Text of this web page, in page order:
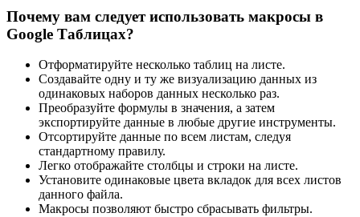
Почему вам следует использовать макросы в
Google Таблицах?
Отформатируйте несколько таблиц на листе.
Создавайте одну и ту же визуализацию данных из
одинаковых наборов данных несколько раз.
Преобразуйте формулы в значения, а затем
экспортируйте данные в любые другие инструменты.
Отсортируйте данные по всем листам, следуя
стандартному правилу.
Легко отображайте столбцы и строки на листе.
Установите одинаковые цвета вкладок для всех листов
данного файла.
Макросы позволяют быстро сбрасывать фильтры.